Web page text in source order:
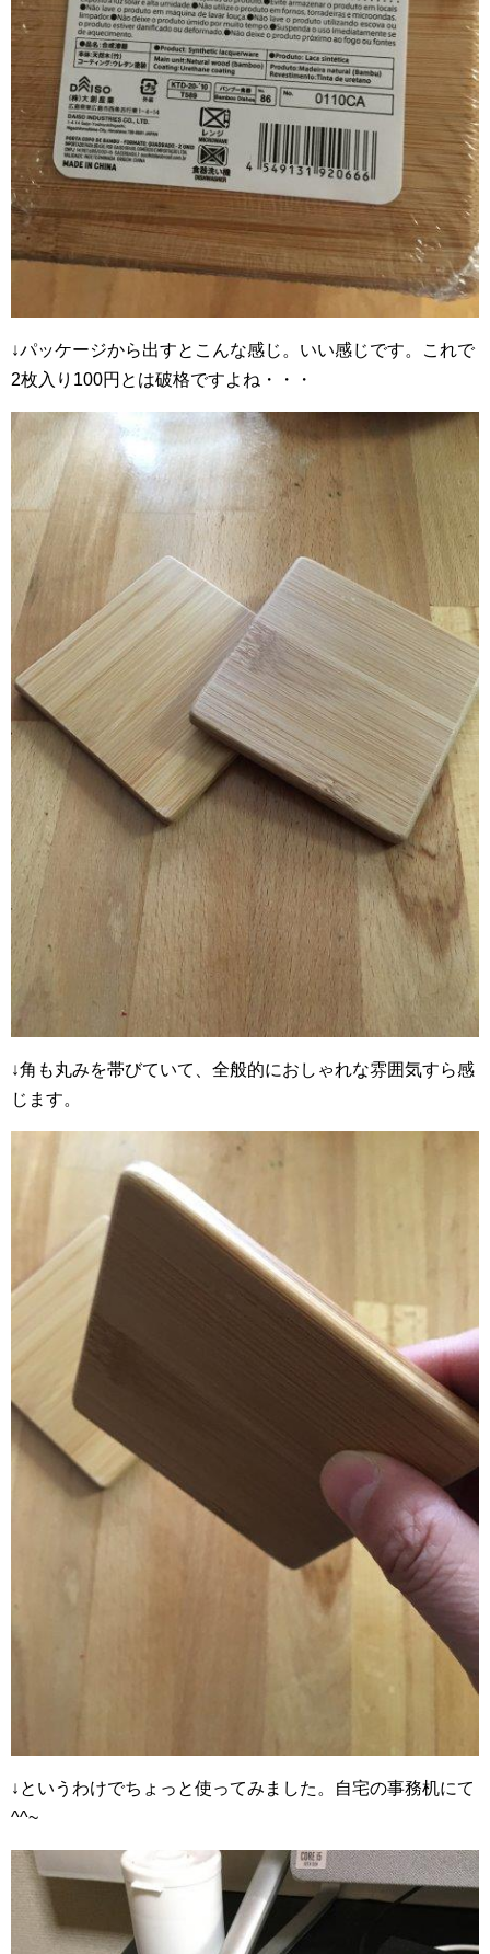
↓パッケージから出すとこんな感じ。いい感じです。これで
2枚入り100円とは破格ですよね・・・
↓角も丸みを帯びていて、全般的におしゃれな雰囲気すら感
じます。
↓というわけでちょっと使ってみました。自宅の事務机にて
^^~